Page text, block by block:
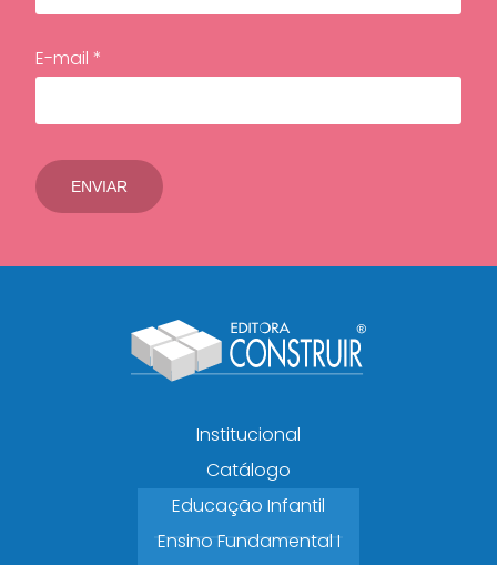
E-mail *
Institucional
Catálogo
Educação Infantil
Ensino Fundamental I